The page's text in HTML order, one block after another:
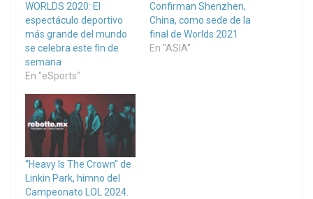
WORLDS 2020: El
espectáculo deportivo
más grande del mundo
se celebra este fin de
semana
En "eSports"
Confirman Shenzhen,
China, como sede de la
final de Worlds 2021
En "ASIA"
“Heavy Is The Crown” de
Linkin Park, himno del
Campeonato LOL 2024.